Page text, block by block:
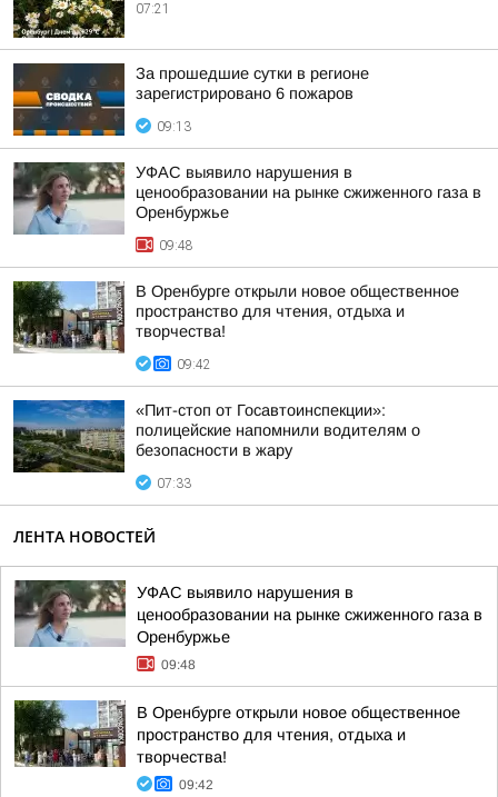
07:21
За прошедшие сутки в регионе
зарегистрировано 6 пожаров
09:13
УФАС выявило нарушения в
ценообразовании на рынке сжиженного газа в
Оренбуржье
09:48
В Оренбурге открыли новое общественное
пространство для чтения, отдыха и
творчества!
09:42
«Пит-стоп от Госавтоинспекции»:
полицейские напомнили водителям о
безопасности в жару
07:33
ЛЕНТА НОВОСТЕЙ
УФАС выявило нарушения в
ценообразовании на рынке сжиженного газа в
Оренбуржье
09:48
В Оренбурге открыли новое общественное
пространство для чтения, отдыха и
творчества!
09:42